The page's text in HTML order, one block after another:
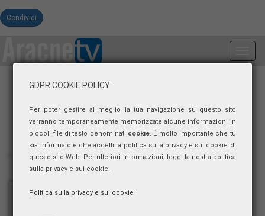
Condividi
GDPR COOKIE POLICY
Per poter gestire al meglio la tua navigazione su questo sito
verranno temporaneamente memorizzate alcune informazioni in
piccoli file di testo denominati cookie. È molto importante che tu
sia informato e che accetti la politica sulla privacy e sui cookie di
questo sito Web. Per ulteriori informazioni, leggi la nostra politica
sulla privacy e sui cookie.
Politica sulla privacy e sui cookie